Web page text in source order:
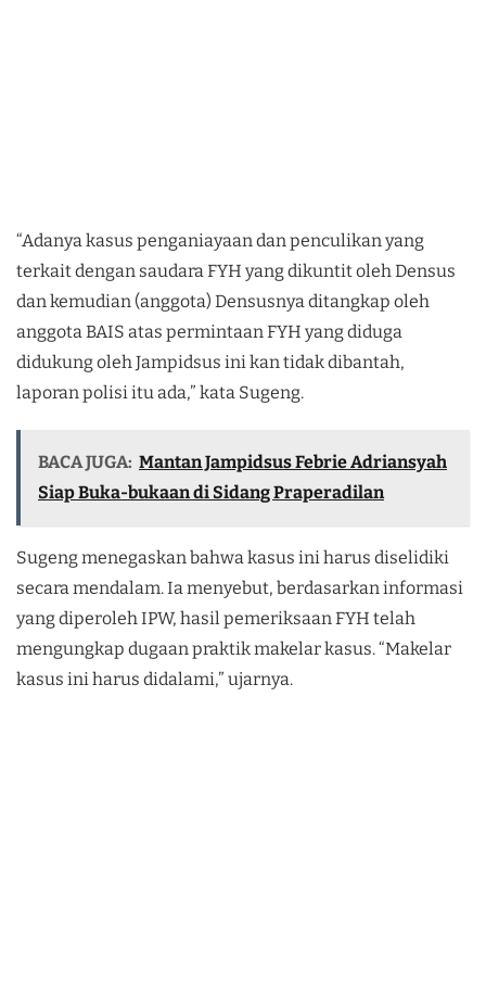
“Adanya kasus penganiayaan dan penculikan yang
terkait dengan saudara FYH yang dikuntit oleh Densus
dan kemudian (anggota) Densusnya ditangkap oleh
anggota BAIS atas permintaan FYH yang diduga
didukung oleh Jampidsus ini kan tidak dibantah,
laporan polisi itu ada,” kata Sugeng.
BACA JUGA: Mantan Jampidsus Febrie Adriansyah
Siap Buka-bukaan di Sidang Praperadilan
Sugeng menegaskan bahwa kasus ini harus diselidiki
secara mendalam. Ia menyebut, berdasarkan informasi
yang diperoleh IPW, hasil pemeriksaan FYH telah
mengungkap dugaan praktik makelar kasus. “Makelar
kasus ini harus didalami,” ujarnya.